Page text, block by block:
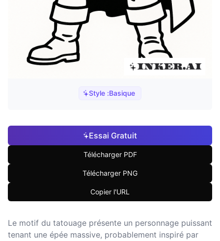
Style :Basique
Essai Gratuit
Télécharger PDF
Télécharger PNG
Copier l'URL
Le motif du tatouage présente un personnage puissant
tenant une épée massive, probablement inspiré par